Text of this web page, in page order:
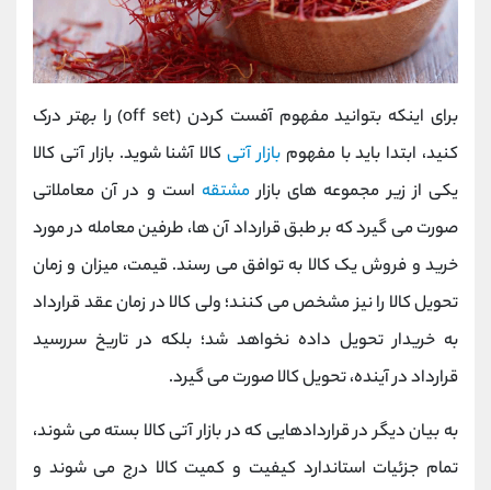
برای اینکه بتوانید مفهوم آفست کردن (off set) را بهتر درک
کنید، ابتدا باید با مفهومبازار آتی کالا آشنا شوید. بازار آتی کالا
یکی از زیر مجموعه های بازارمشتقه است و در آن معاملاتی
صورت می گیرد که بر طبق قرارداد آن ها، طرفین معامله در مورد
خرید و فروش یک کالا به توافق می رسند. قیمت، میزان و زمان
تحویل کالا را نیز مشخص می کنند؛ ولی کالا در زمان عقد قرارداد
به خریدار تحویل داده نخواهد شد؛ بلکه در تاریخ سررسید
قرارداد در آینده، تحویل کالا صورت می گیرد.
به بیان دیگر در قراردادهایی که در بازار آتی کالا بسته می شوند،
تمام جزئیات استاندارد کیفیت و کمیت کالا درج می شوند و